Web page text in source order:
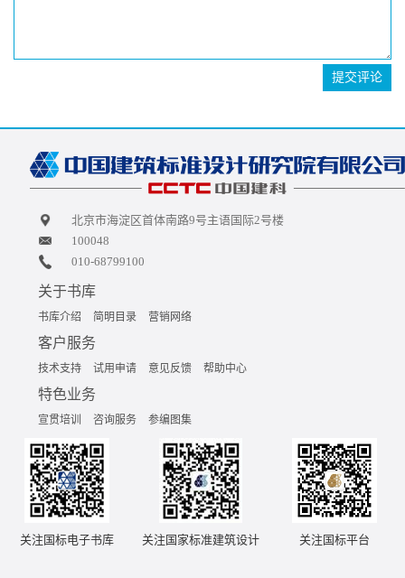
提交评论
北京市海淀区首体南路9号主语国际2号楼
100048
010-68799100
关于书库
书库介绍 简明目录 营销网络
客户服务
技术支持 试用申请 意见反馈 帮助中心
特色业务
宣贯培训 咨询服务 参编图集
关注国标电子书库 关注国家标准建筑设计 关注国标平台